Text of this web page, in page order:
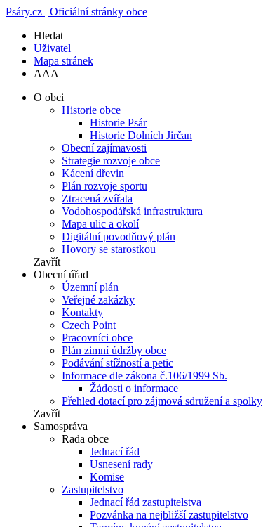
Psáry.cz | Oficiální stránky obce
Hledat
Uživatel
Mapa stránek
AAA
O obci
Historie obce
Historie Psár
Historie Dolních Jirčan
Obecní zajímavosti
Strategie rozvoje obce
Kácení dřevin
Plán rozvoje sportu
Ztracená zvířata
Vodohospodářská infrastruktura
Mapa ulic a okolí
Digitální povodňový plán
Hovory se starostkou
Zavřít
Obecní úřad
Územní plán
Veřejné zakázky
Kontakty
Czech Point
Pracovníci obce
Plán zimní údržby obce
Podávání stížností a petic
Informace dle zákona č.106/1999 Sb.
Žádosti o informace
Přehled dotací pro zájmová sdružení a spolky
Zavřít
Samospráva
Rada obce
Jednací řád
Usnesení rady
Komise
Zastupitelstvo
Jednací řád zastupitelstva
Pozvánka na nejbližší zastupitelstvo